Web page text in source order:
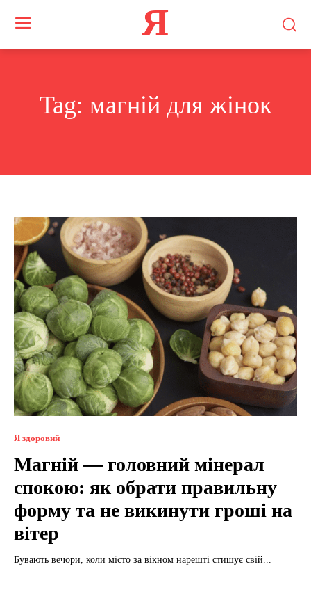
Я
Tag: магній для жінок
Я здоровий
Магній — головний мінерал
спокою: як обрати правильну
форму та не викинути гроші на
вітер
Бувають вечори, коли місто за вікном нарешті стишує свій...